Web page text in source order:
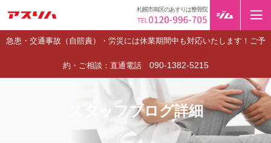
急患・交通事故（自賠責）・労災には休業期間中も対応いたします！ご予
約・ご相談：直通電話 090-1382-5215
札幌市南区のあすりは整骨院
スタッフブログ詳細